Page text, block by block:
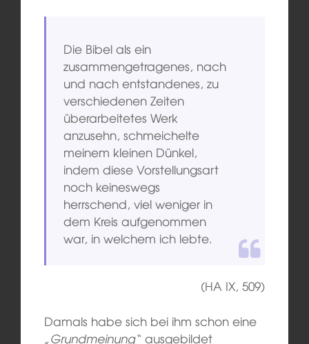
Die Bibel als ein
zusammengetragenes, nach
und nach entstandenes, zu
verschiedenen Zeiten
überarbeitetes Werk
anzusehn, schmeichelte
meinem kleinen Dünkel,
indem diese Vorstellungsart
noch keineswegs
herrschend, viel weniger in
dem Kreis aufgenommen
war, in welchem ich lebte.
(HA IX, 509)
Damals habe sich bei ihm schon eine
„Grundmeinung“ ausgebildet